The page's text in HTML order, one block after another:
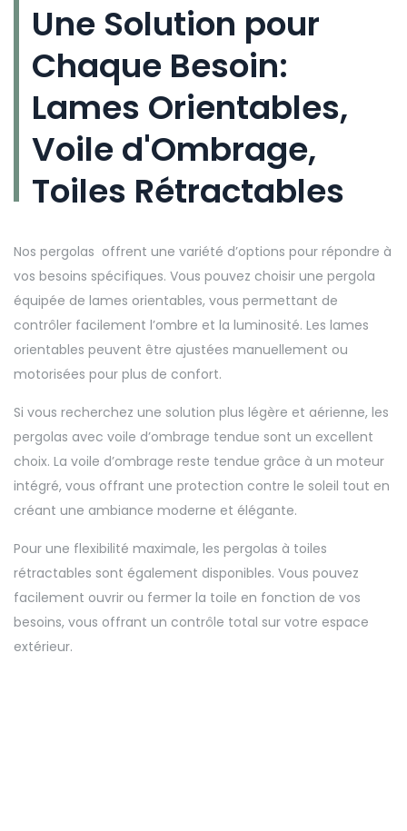
Une Solution pour
Chaque Besoin:
Lames Orientables,
Voile d'Ombrage,
Toiles Rétractables
Nos pergolas offrent une variété d’options pour répondre à
vos besoins spécifiques. Vous pouvez choisir une pergola
équipée de lames orientables, vous permettant de
contrôler facilement l’ombre et la luminosité. Les lames
orientables peuvent être ajustées manuellement ou
motorisées pour plus de confort.
Si vous recherchez une solution plus légère et aérienne, les
pergolas avec voile d’ombrage tendue sont un excellent
choix. La voile d’ombrage reste tendue grâce à un moteur
intégré, vous offrant une protection contre le soleil tout en
créant une ambiance moderne et élégante.
Pour une flexibilité maximale, les pergolas à toiles
rétractables sont également disponibles. Vous pouvez
facilement ouvrir ou fermer la toile en fonction de vos
besoins, vous offrant un contrôle total sur votre espace
extérieur.